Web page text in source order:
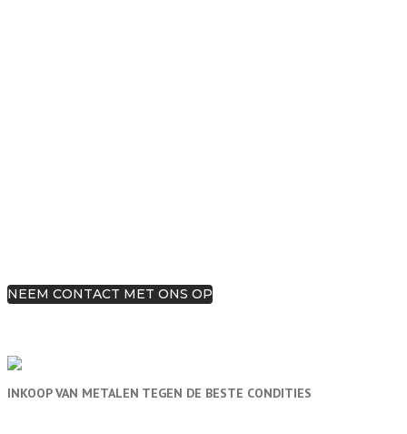
NEEM CONTACT MET ONS OP
INKOOP VAN METALEN TEGEN DE BESTE CONDITIES